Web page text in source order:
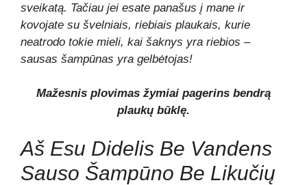
sveikatą. Tačiau jei esate panašus į mane ir
kovojate su švelniais, riebiais plaukais, kurie
neatrodo tokie mieli, kai šaknys yra riebios –
sausas šampūnas yra gelbėtojas!
Mažesnis plovimas žymiai pagerins bendrą
plaukų būklę.
Aš Esu Didelis Be Vandens
Sauso Šampūno Be Likučių